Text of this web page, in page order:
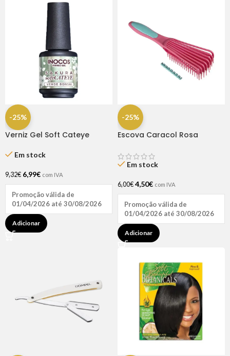
-25%
Verniz Gel Soft Cateye
Em stock
9,32€ 6,99€ com IVA
Promoção válida de
01/04/2026 até 30/08/2026
Adicionar
-25%
Escova Caracol Rosa
Em stock
6,00€ 4,50€ com IVA
Promoção válida de
01/04/2026 até 30/08/2026
Adicionar